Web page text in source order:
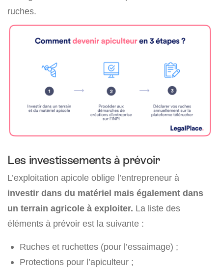
ruches.
Les investissements à prévoir
L’exploitation apicole oblige l’entrepreneur à
investir dans du matériel mais également dans
un terrain agricole à exploiter. La liste des
éléments à prévoir est la suivante :
Ruches et ruchettes (pour l’essaimage) ;
Protections pour l’apiculteur ;